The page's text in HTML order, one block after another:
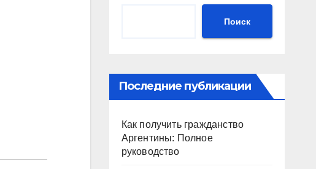
Поиск
Последние публикации
Как получить гражданство
Аргентины: Полное
руководство